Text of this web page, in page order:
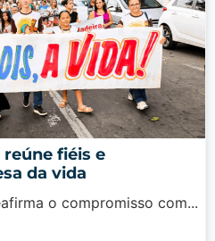
fiéis e
da vida
o compromisso com...